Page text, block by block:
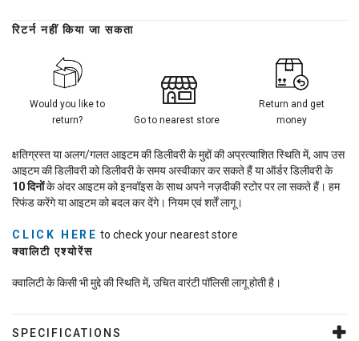
रिटर्न नहीं किया जा सकता
Would you like to
return?
Go to nearest store
Return and get
money
क्षतिग्रस्त या अलग/गलत आइटम की डिलीवरी के मुद्दों की अप्रत्याशित स्थिति में, आप उस
आइटम की डिलीवरी को डिलीवरी के समय अस्वीकार कर सकते हैं या ऑर्डर डिलीवरी के
10दिनोंके अंदर आइटम को इनवॉइस के साथ अपने नज़दीकी स्टोर पर ला सकते हैं। हम
रिफंड करेंगे या आइटम को बदल कर देंगे। नियम एवं शर्तें लागू।
CLICK HERE to check your nearest store
क्वालिटी एश्योरेंस
क्वालिटी के किसी भी मुद्दे की स्थिति में, उचित वारंटी पॉलिसी लागू होती है।
SPECIFICATIONS